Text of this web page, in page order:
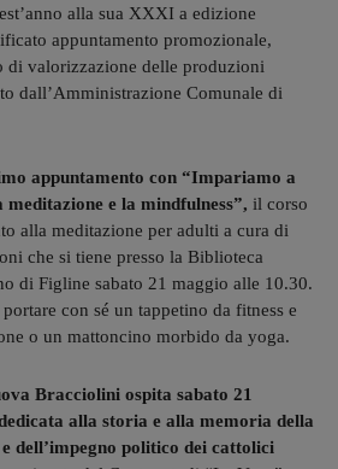
alla sua XXXI a edizione
appuntamento promozionale,
di valorizzazione delle produzioni
dall’Amministrazione Comunale di
appuntamento con “Impariamo a
e la mindfulness”, il corso
alla meditazione per adulti a cura di
che si tiene presso la Biblioteca
di Figline sabato 21 maggio alle 10.30.
con sé un tappetino da fitness e
o un mattoncino morbido da yoga.
Bracciolini ospita sabato 21
alla storia e alla memoria della
dell’impegno politico dei cattolici